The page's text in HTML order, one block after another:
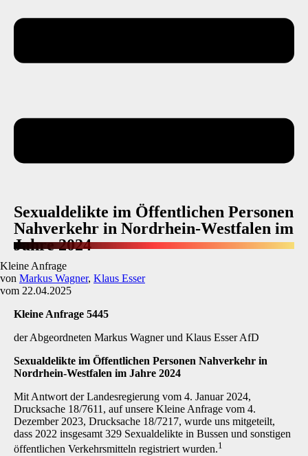
Sexualdelikte im Öffentlichen Personen
Nahverkehr in Nordrhein-Westfalen im
Jahre 2024
Kleine Anfrage
von Markus Wagner, Klaus Esser
vom 22.04.2025
Kleine Anfrage 5445
der Abgeordneten Markus Wagner und Klaus Esser AfD
Sexualdelikte im Öffentlichen Personen Nahverkehr in
Nordrhein-Westfalen im Jahre 2024
Mit Antwort der Landesregierung vom 4. Januar 2024,
Drucksache 18/7611, auf unsere Kleine Anfrage vom 4.
Dezember 2023, Drucksache 18/7217, wurde uns mitgeteilt,
dass 2022 insgesamt 329 Sexualdelikte in Bussen und sonstigen
öffentlichen Verkehrsmitteln registriert wurden.1